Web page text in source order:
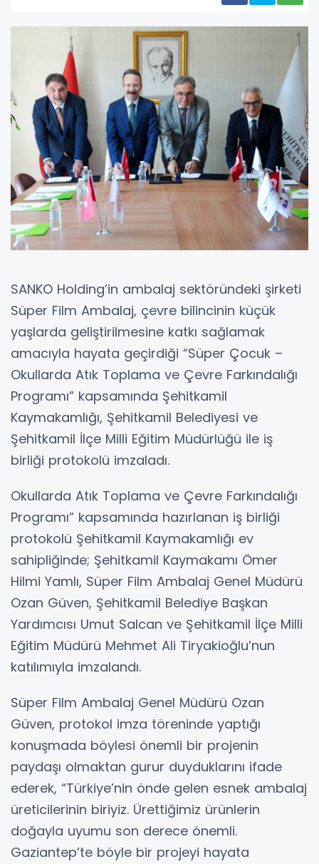
SANKO Holding’in ambalaj sektöründeki şirketi
Süper Film Ambalaj, çevre bilincinin küçük
yaşlarda geliştirilmesine katkı sağlamak
amacıyla hayata geçirdiği “Süper Çocuk –
Okullarda Atık Toplama ve Çevre Farkındalığı
Programı” kapsamında Şehitkamil
Kaymakamlığı, Şehitkamil Belediyesi ve
Şehitkamil İlçe Milli Eğitim Müdürlüğü ile iş
birliği protokolü imzaladı.
Okullarda Atık Toplama ve Çevre Farkındalığı
Programı” kapsamında hazırlanan iş birliği
protokolü Şehitkamil Kaymakamlığı ev
sahipliğinde; Şehitkamil Kaymakamı Ömer
Hilmi Yamlı, Süper Film Ambalaj Genel Müdürü
Ozan Güven, Şehitkamil Belediye Başkan
Yardımcısı Umut Salcan ve Şehitkamil İlçe Milli
Eğitim Müdürü Mehmet Ali Tiryakioğlu’nun
katılımıyla imzalandı.
Süper Film Ambalaj Genel Müdürü Ozan
Güven, protokol imza töreninde yaptığı
konuşmada böylesi önemli bir projenin
paydaşı olmaktan gurur duyduklarını ifade
ederek, “Türkiye’nin önde gelen esnek ambalaj
üreticilerinin biriyiz. Ürettiğimiz ürünlerin
doğayla uyumu son derece önemli.
Gaziantep’te böyle bir projeyi hayata